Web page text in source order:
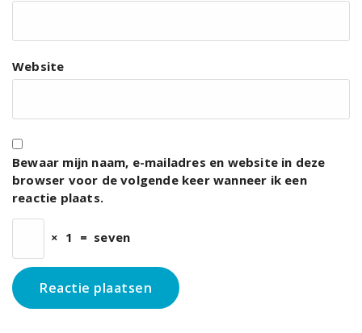
Website
Bewaar mijn naam, e-mailadres en website in deze
browser voor de volgende keer wanneer ik een
reactie plaats.
× 1 = seven